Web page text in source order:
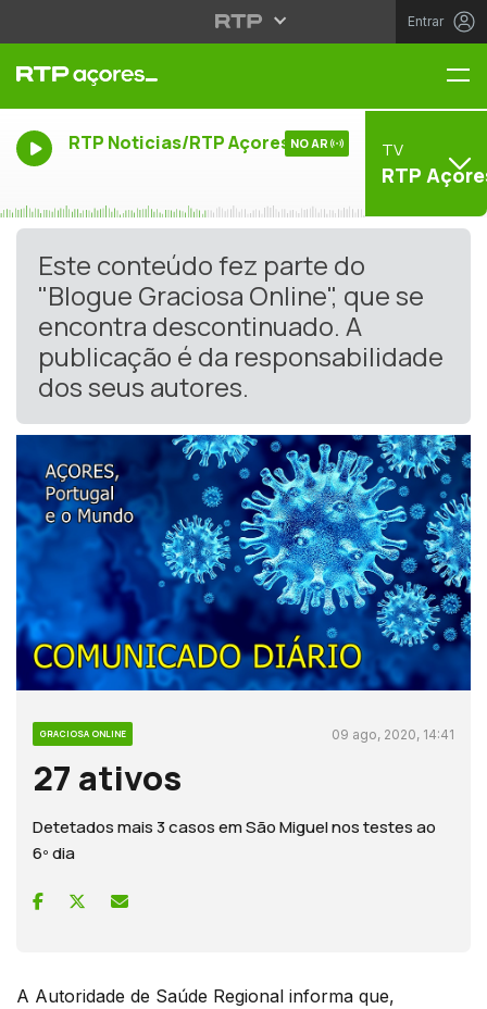
Entrar
RTP Noticias/RTP Açores NO AR TV
RTP
Este conteúdo fez parte do
"Blogue Graciosa Online", que se
encontra descontinuado. A
publicação é da responsabilidade
dos seus autores.
GRACIOSA ONLINE 09 ago, 2020, 14:41
27 ativos
Detetados mais 3 casos em São Miguel nos testes ao
6º dia
A Autoridade de Saúde Regional informa que,